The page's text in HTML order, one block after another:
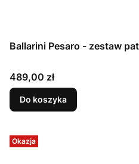
Ballarini Pesaro - zestaw
Cena
489,00 zł
Do koszyka
Okazja